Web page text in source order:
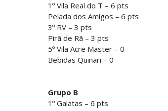
1º Vila Real do T – 6 pts
Pelada dos Amigos – 6 pts
3º RV – 3 pts
Pirã de Rã – 3 pts
5º Vila Acre Master – 0
Bebidas Quinari – 0
Grupo B
1º Galatas – 6 pts